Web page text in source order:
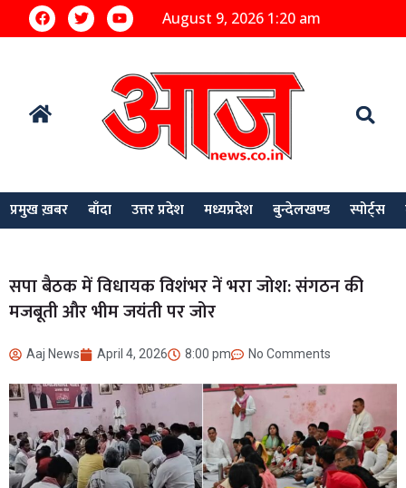
August 9, 2026 1:20 am
प्रमुख ख़बर बाँदा उत्तर प्रदेश मध्यप्रदेश बुन्देलखण्ड स्पोर्ट्स
सपा बैठक में विधायक विशंभर नें भरा जोश: संगठन की
मजबूती और भीम जयंती पर जोर
Aaj News April 4, 2026 8:00 pm No Comments